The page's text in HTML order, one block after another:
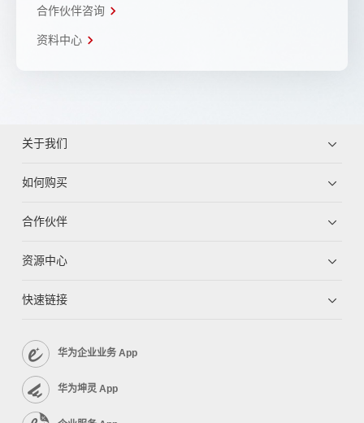
合作伙伴咨询
资料中心
关于我们
如何购买
合作伙伴
资源中心
快速链接
华为企业业务 App
华为坤灵 App